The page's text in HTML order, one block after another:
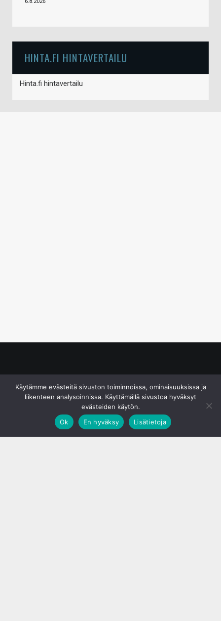
6.8.2026
HINTA.FI HINTAVERTAILU
Hinta.fi hintavertailu
Käytämme evästeitä sivuston toiminnoissa, ominaisuuksissa ja
liikenteen analysoinnissa. Käyttämällä sivustoa hyväksyt
evästeiden käytön.
Ok
En hyväksy Lisätietoja